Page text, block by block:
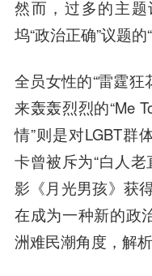
然而，过多的主
坞“政治正确”议题的
全员女性的“雷霆狂
来轰轰烈烈的“Me
情”则是对LGBT群
卡曾被斥为“白人
影《月光男孩》获
在成为一种新的政
洲难民潮角度，解